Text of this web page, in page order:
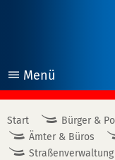
Menü
öffnen
Start Bürger &
Ämter & Büros